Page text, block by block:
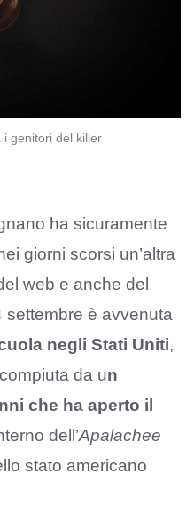
i genitori del killer
ha sicuramente
giorni scorsi un’altra
web e anche del
settembre è avvenuta
negli Stati Uniti,
da un
che ha aperto il
dell’Apalachee
stato americano